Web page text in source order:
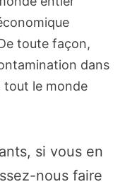
toute façon,
dans
tout le monde
si vous en
nous faire